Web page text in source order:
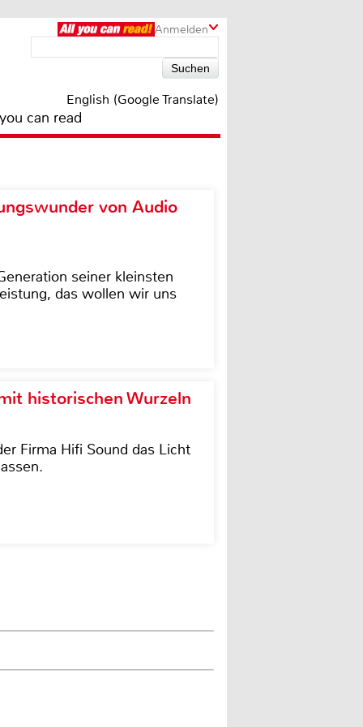
Anmelden
English (Google Translate)
can read
von Audio
seiner kleinsten
das wollen wir uns
historischen Wurzeln
Firma Hifi Sound das Licht